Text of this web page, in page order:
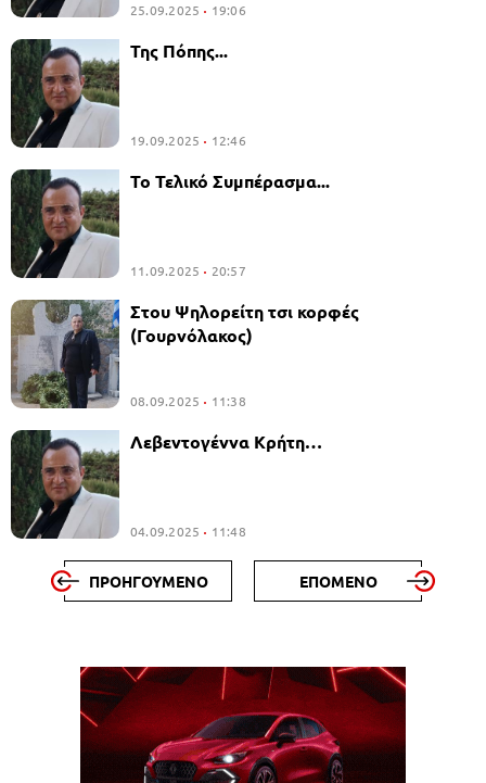
25.09.2025 19:06
Της Πόπης...
19.09.2025 12:46
Το Τελικό Συμπέρασμα...
11.09.2025 20:57
Στου Ψηλορείτη τσι κορφές
(Γουρνόλακος)
08.09.2025 11:38
Λεβεντογέννα Κρήτη…
04.09.2025 11:48
ΠΡΟΗΓΟΥΜΕΝΟ ΕΠΟΜΕΝΟ